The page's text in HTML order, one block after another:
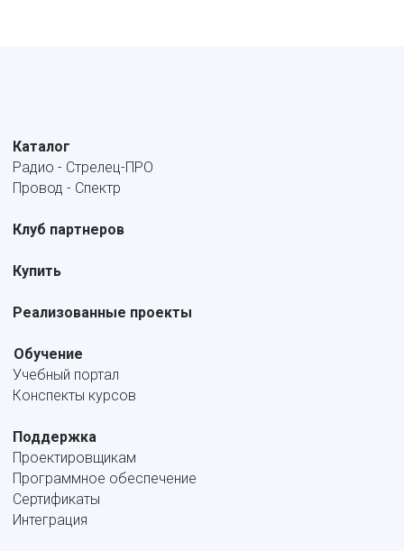
Каталог
Радио - Стрелец-ПРО
Провод - Спектр
Клуб партнеров
Купить
Реализованные проекты
Обучение
Учебный портал
Конспекты курсов
Поддержка
Проектировщикам
Программное обеспечение
Сертификаты
Интеграция